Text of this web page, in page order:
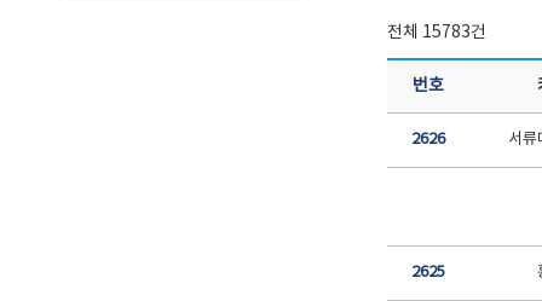
전체 15783건
번호
2626 서류
2625